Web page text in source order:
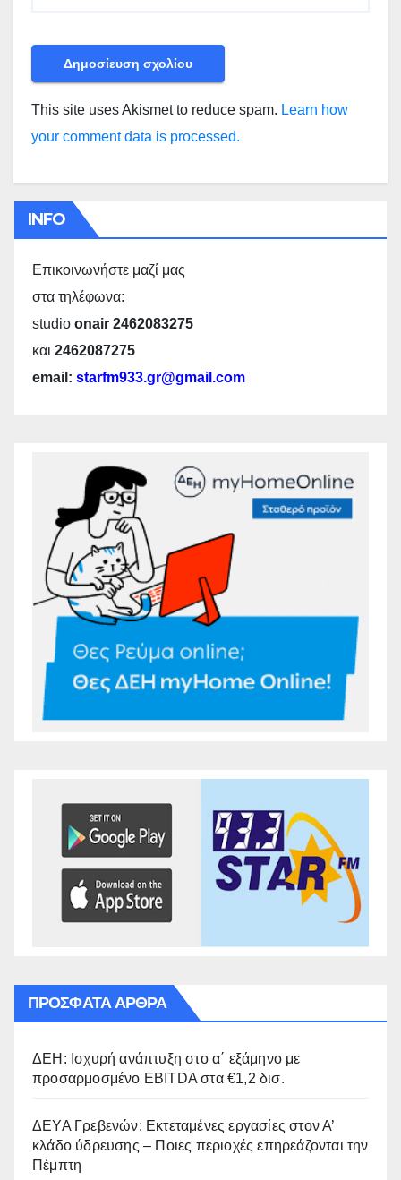
This site uses Akismet to reduce spam. Learn how
your comment data is processed.
INFO
Επικοινωνήστε μαζί μας
στα τηλέφωνα:
studio onair 2462083275
και 2462087275
email: starfm933.gr@gmail.com
ΠΡΌΣΦΑΤΑ ΆΡΘΡΑ
ΔΕΗ: Ισχυρή ανάπτυξη στο α΄ εξάμηνο με
προσαρμοσμένο EBITDA στα €1,2 δισ.
ΔΕΥΑ Γρεβενών: Εκτεταμένες εργασίες στον Α’
κλάδο ύδρευσης – Ποιες περιοχές επηρεάζονται την
Πέμπτη